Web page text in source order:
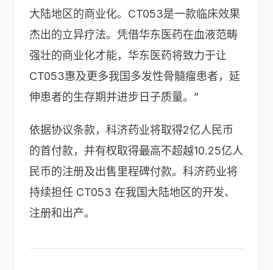
大陆地区的商业化。CT053是一款临床效果
杰出的立异疗法。凭借华东医药在血液范畴
强壮的商业化才能，华东医药将致力于让
CT053惠及更多我国多发性骨髓瘤患者，延
伸患者的生存期并进步日子质量。”
依据协议条款，科济药业将取得2亿人民币
的首付款，并有权取得最高不超越10.25亿人
民币的注册及出售里程碑付款。科济药业将
持续担任 CT053 在我国大陆地区的开发、
注册和出产。